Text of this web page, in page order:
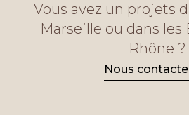
Vous avez un projets
Marseille ou dans
Rhône ?
Nous